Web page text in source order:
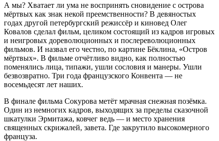
А мы? Хватает ли ума не воспринять сновидение с острова
мёртвых как знак некой преемственности? В девяностых
годах другой петербургский режиссёр и киновед Олег
Ковалов сделал фильм, целиком состоящий из кадров игровых
и неигровых дореволюционных и послереволюционных
фильмов. И назвал его честно, по картине Бёклина, «Остров
мёртвых». В фильме отчётливо видно, как полностью
поменялись лица, типажи, ушли сословия и манеры. Ушли
безвозвратно. Три года французского Конвента — не
восемьдесят лет наших.
В финале фильма Сокурова метёт мрачная снежная позёмка.
Один из немногих кадров, выходящих за пределы сказочной
шкатулки Эрмитажа, ковчег ведь — и место хранения
священных скрижалей, завета. Где закрутило высокомерного
француза.